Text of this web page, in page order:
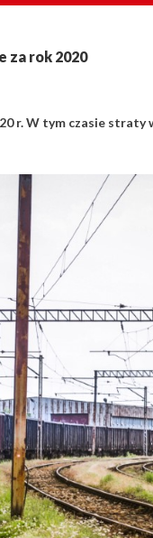
za rok 2020
r. W tym czasie straty